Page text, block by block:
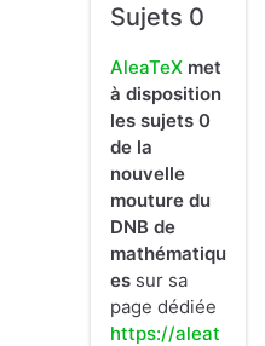
Sujets 0
AleaTeX met
à disposition
les sujets 0
de la
nouvelle
mouture du
DNB de
mathématiqu
es sur sa
page dédiée
https://aleat